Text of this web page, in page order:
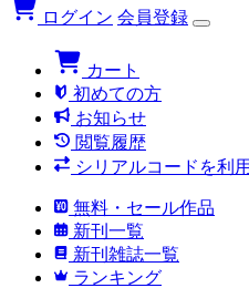
ログイン 会員登録
カート
初めての方
お知らせ
閲覧履歴
シリアルコードを利
無料・セール作品
新刊一覧
新刊雑誌一覧
ランキング